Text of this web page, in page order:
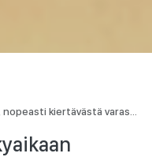
varastosta ja aktiivisesta myynnistä